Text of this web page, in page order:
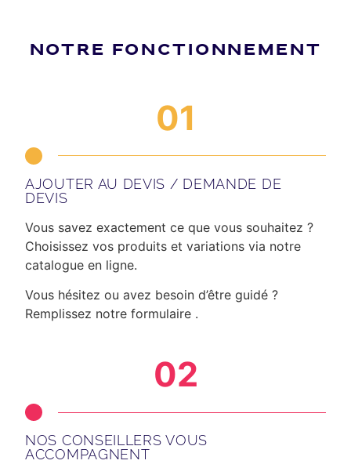
NOTRE FONCTIONNEMENT
01
AJOUTER AU DEVIS / DEMANDE DE
DEVIS
Vous savez exactement ce que vous souhaitez ?
Choisissez vos produits et variations via notre
catalogue en ligne.
Vous hésitez ou avez besoin d’être guidé ?
Remplissez notre formulaire .
02
NOS CONSEILLERS VOUS
ACCOMPAGNENT